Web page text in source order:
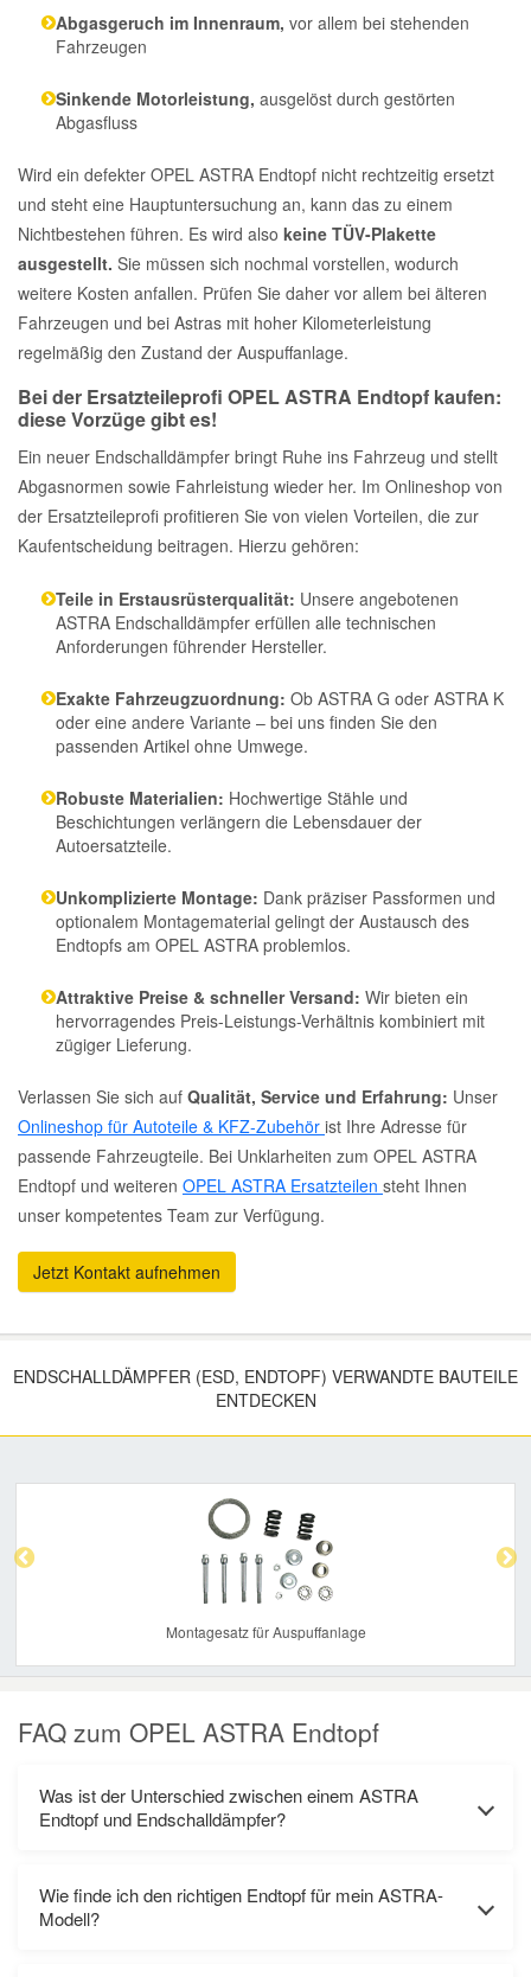
Abgasgeruch im Innenraum, vor allem bei stehenden
Fahrzeugen
Sinkende Motorleistung, ausgelöst durch gestörten
Abgasfluss
Wird ein defekter OPEL ASTRA Endtopf nicht rechtzeitig ersetzt
und steht eine Hauptuntersuchung an, kann das zu einem
Nichtbestehen führen. Es wird also keine TÜV-Plakette
ausgestellt. Sie müssen sich nochmal vorstellen, wodurch
weitere Kosten anfallen. Prüfen Sie daher vor allem bei älteren
Fahrzeugen und bei Astras mit hoher Kilometerleistung
regelmäßig den Zustand der Auspuffanlage.
Bei der Ersatzteileprofi OPEL ASTRA Endtopf kaufen:
diese Vorzüge gibt es!
Ein neuer Endschalldämpfer bringt Ruhe ins Fahrzeug und stellt
Abgasnormen sowie Fahrleistung wieder her. Im Onlineshop von
der Ersatzteileprofi profitieren Sie von vielen Vorteilen, die zur
Kaufentscheidung beitragen. Hierzu gehören:
Teile in Erstausrüsterqualität: Unsere angebotenen
ASTRA Endschalldämpfer erfüllen alle technischen
Anforderungen führender Hersteller.
Exakte Fahrzeugzuordnung: Ob ASTRA G oder ASTRA K
oder eine andere Variante – bei uns finden Sie den
passenden Artikel ohne Umwege.
Robuste Materialien: Hochwertige Stähle und
Beschichtungen verlängern die Lebensdauer der
Autoersatzteile.
Unkomplizierte Montage: Dank präziser Passformen und
optionalem Montagematerial gelingt der Austausch des
Endtopfs am OPEL ASTRA problemlos.
Attraktive Preise & schneller Versand: Wir bieten ein
hervorragendes Preis-Leistungs-Verhältnis kombiniert mit
zügiger Lieferung.
Verlassen Sie sich auf Qualität, Service und Erfahrung: Unser
Onlineshop für Autoteile & KFZ-Zubehör ist Ihre Adresse für
passende Fahrzeugteile. Bei Unklarheiten zum OPEL ASTRA
Endtopf und weiteren OPEL ASTRA Ersatzteilen steht Ihnen
unser kompetentes Team zur Verfügung.
Jetzt Kontakt aufnehmen
ENDSCHALLDÄMPFER (ESD, ENDTOPF) VERWANDTE BAUTEILE
ENTDECKEN
Montagesatz für Auspuffanlage
FAQ zum OPEL ASTRA Endtopf
Was ist der Unterschied zwischen einem ASTRA
Endtopf und Endschalldämpfer?
Wie finde ich den richtigen Endtopf für mein ASTRA-
Modell?